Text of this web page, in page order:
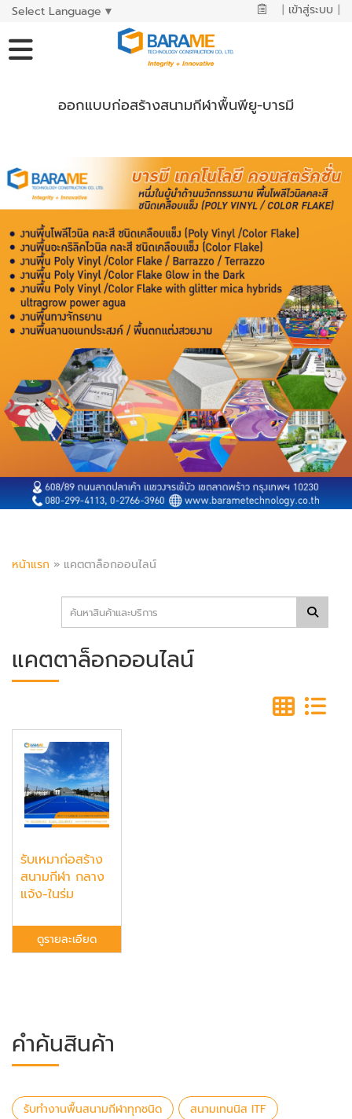
Select Language ▼ | เข้าสู่ระบบ |
ออกแบบก่อสร้างสนามกีฬาพื้นพียู-บารมี
หน้าแรก » แคตตาล็อกออนไลน์
แคตตาล็อกออนไลน์
รับเหมาก่อสร้าง
สนามกีฬา กลาง
แจ้ง-ในร่ม
ดูรายละเอียด
คำค้นสินค้า
รับทำงานพื้นสนามกีฬาทุกชนิด สนามเทนนิส ITF